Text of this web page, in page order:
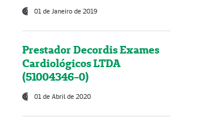
01 de Janeiro de 2019
Prestador Decordis Exames
Cardiológicos LTDA
(51004346-0)
01 de Abril de 2020